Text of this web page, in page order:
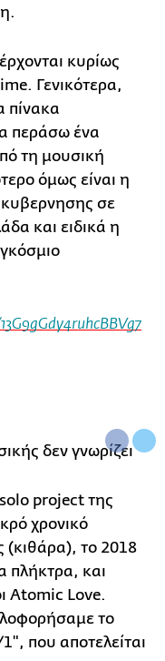
κυρίως
Γενικότερα,
πίνακα
περάσω ένα
τη μουσική
όμως είναι η
κυβερνησης σε
και ειδικά η
project της
χρονικό
(κιθάρα), το 2018
πλήκτρα, και
Αtomic Love.
το
που αποτελείται